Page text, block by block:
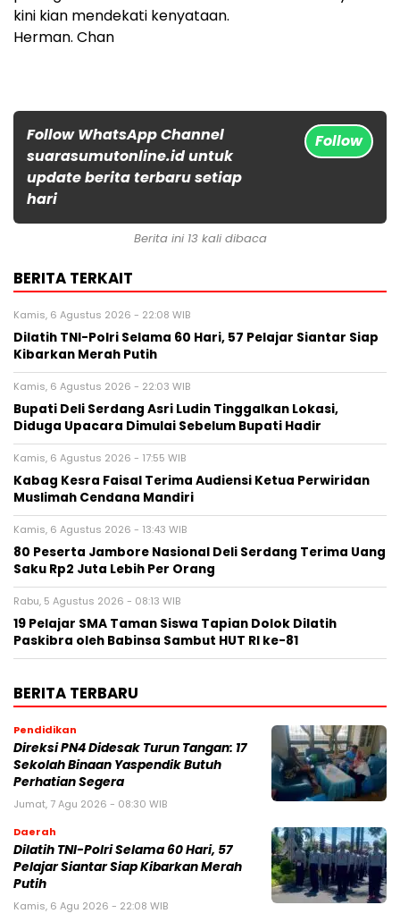
kini kian mendekati kenyataan.
Herman. Chan
Follow WhatsApp Channel
suarasumutonline.id untuk
update berita terbaru setiap
hari
Follow
Berita ini 13 kali dibaca
BERITA TERKAIT
Kamis, 6 Agustus 2026 - 22:08 WIB
Dilatih TNI-Polri Selama 60 Hari, 57 Pelajar Siantar Siap
Kibarkan Merah Putih
Kamis, 6 Agustus 2026 - 22:03 WIB
Bupati Deli Serdang Asri Ludin Tinggalkan Lokasi,
Diduga Upacara Dimulai Sebelum Bupati Hadir
Kamis, 6 Agustus 2026 - 17:55 WIB
Kabag Kesra Faisal Terima Audiensi Ketua Perwiridan
Muslimah Cendana Mandiri
Kamis, 6 Agustus 2026 - 13:43 WIB
80 Peserta Jambore Nasional Deli Serdang Terima Uang
Saku Rp2 Juta Lebih Per Orang
Rabu, 5 Agustus 2026 - 08:13 WIB
19 Pelajar SMA Taman Siswa Tapian Dolok Dilatih
Paskibra oleh Babinsa Sambut HUT RI ke-81
BERITA TERBARU
Pendidikan
Direksi PN4 Didesak Turun Tangan: 17
Sekolah Binaan Yaspendik Butuh
Perhatian Segera
Jumat, 7 Agu 2026 - 08:30 WIB
Daerah
Dilatih TNI-Polri Selama 60 Hari, 57
Pelajar Siantar Siap Kibarkan Merah
Putih
Kamis, 6 Agu 2026 - 22:08 WIB